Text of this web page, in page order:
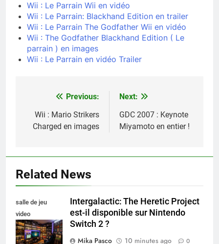
Wii : Le Parrain Wii en vidéo
Wii : Le Parrain: Blackhand Edition en trailer
Wii : Le Parrain The Godfather Wii en vidéo
Wii : The Godfather Blackhand Edition ( Le
parrain ) en images
Wii : Le Parrain en vidéo Trailer
Navigation
de
l’article
Previous:
Wii : Mario Strikers
Charged en images
Next:
GDC 2007 : Keynote
Miyamoto en entier !
Related News
salle de jeu
video
collectionneur
Intergalactic: The Heretic Project
est-il disponible sur Nintendo
Switch 2 ?
Mika Pasco
10 minutes ago 0